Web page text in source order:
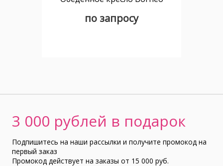
по запросу
3 000 рублей в подарок
Подпишитесь на наши рассылки и получите промокод на
первый заказ
Промокод действует на заказы от 15 000 руб.